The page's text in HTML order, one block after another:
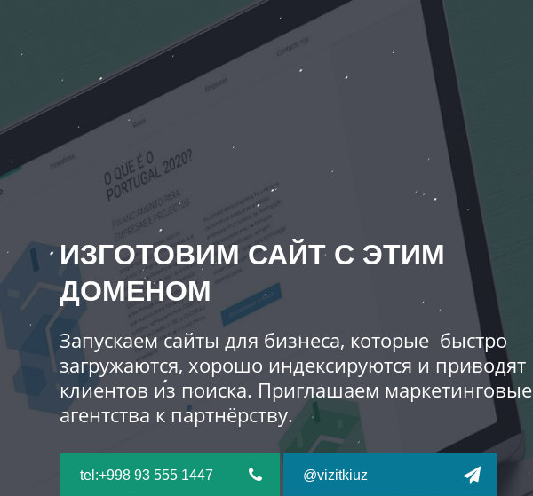
ИЗГОТОВИМ САЙТ С ЭТИМ
ДОМЕНОМ
Запускаем сайты для бизнеса, которые быстро
загружаются, хорошо индексируются и приводят
клиентов из поиска. Приглашаем маркетинговые
агентства к партнёрству.
tel:+998 93 555 1447 @vizitkiuz